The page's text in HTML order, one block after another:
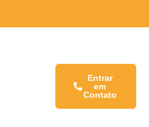
Entrar
em
Contato